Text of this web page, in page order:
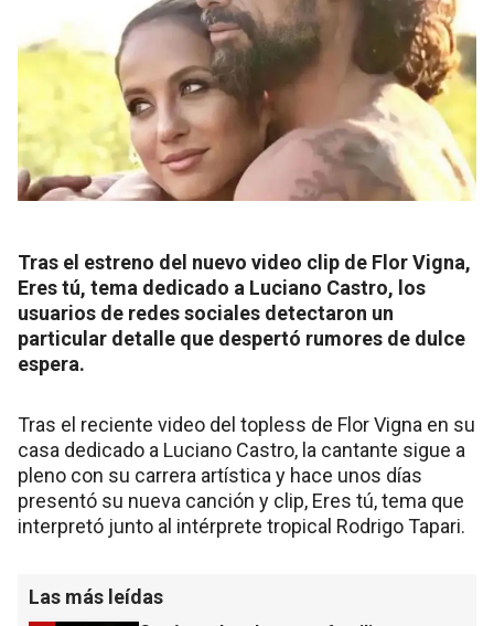
Tras el estreno del nuevo video clip de Flor Vigna,
Eres tú, tema dedicado a Luciano Castro, los
usuarios de redes sociales detectaron un
particular detalle que despertó rumores de dulce
espera.
Tras el reciente video del topless de Flor Vigna en su
casa dedicado a Luciano Castro, la cantante sigue a
pleno con su carrera artística y hace unos días
presentó su nueva canción y clip, Eres tú, tema que
interpretó junto al intérprete tropical Rodrigo Tapari.
Las más leídas